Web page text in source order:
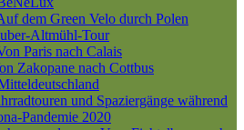
dem Green Velo durch Polen
Altmühl-Tour
Paris nach Calais
Zakopane nach Cottbus
und Spaziergänge während
Pandemie 2020